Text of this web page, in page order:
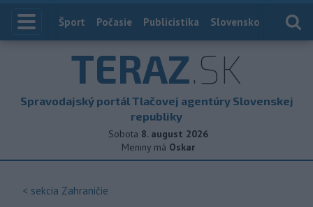
Index
Šport Počasie Publicistika Slovensko
TERAZ.SK
Spravodajský portál Tlačovej agentúry Slovenskej
republiky
Sobota 8. august 2026
Meniny má Oskar
< sekcia Zahraničie